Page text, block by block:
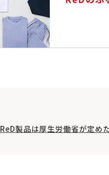
ReD製品は厚生労働省が定め